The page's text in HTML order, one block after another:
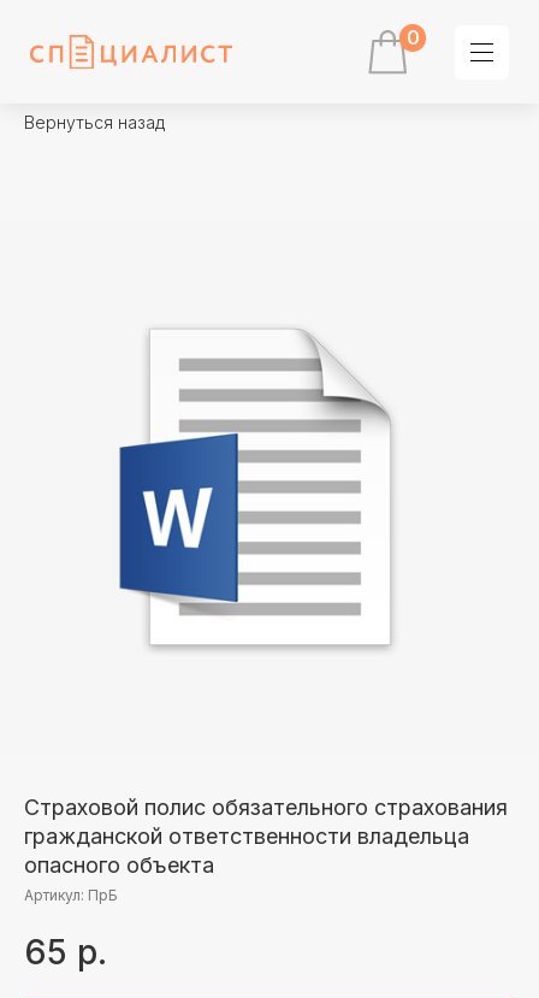
Вернуться назад
Страховой полис обязательного страхования
гражданской ответственности владельца
опасного объекта
Артикул: ПрБ
65 р.